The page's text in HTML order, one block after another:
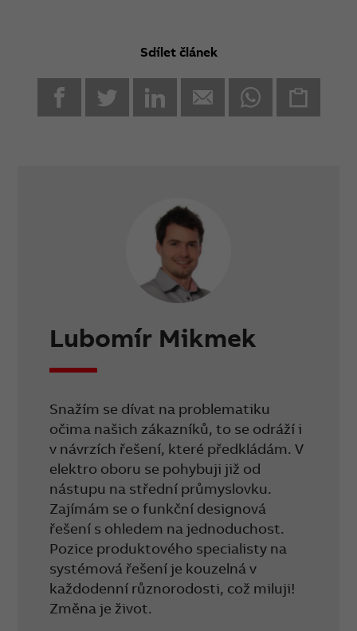
Sdílet článek
Lubomír Mikmek
Snažím se dívat na problematiku
očima našich zákazníků, to se odráží i
v návrzích řešení, které předkládám. V
elektro oboru se pohybuji již od
nástupu na střední průmyslovku.
Zajímám se o funkční designová
řešení s ohledem na jednoduchost.
Pozice produktového specialisty na
systémová řešení je kouzelná v
každodenní různorodosti, což miluji!
Změna je život.